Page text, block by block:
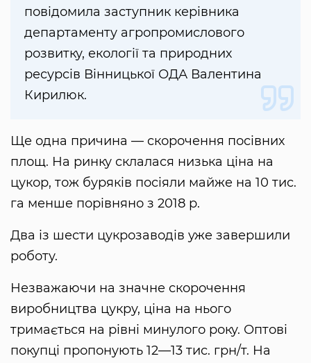
повідомила заступник керівника
департаменту агропромислового
розвитку, екології та природних
ресурсів Вінницької ОДА Валентина
Кирилюк.
Ще одна причина — скорочення посівних
площ. На ринку склалася низька ціна на
цукор, тож буряків посіяли майже на 10 тис.
га менше порівняно з 2018 р.
Два із шести цукрозаводів уже завершили
роботу.
Незважаючи на значне скорочення
виробництва цукру, ціна на нього
тримається на рівні минулого року. Оптові
покупці пропонують 12—13 тис. грн/т. На